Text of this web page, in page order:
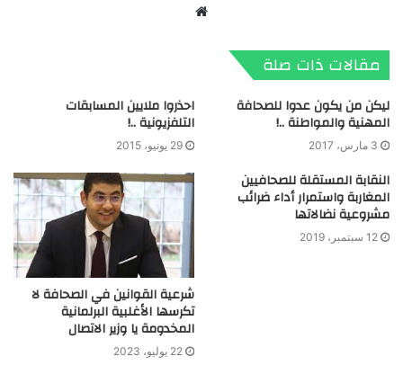
مقالات ذات صلة
ليكن من يكون عدوا للصحافة
المهنية والمواطنة ..!
3 مارس، 2017
احذروا ملايين المسابقات
التلفزيونية ..!
29 يونيو، 2015
النقابة المستقلة للصحافيين
المغاربة واستمرار أداء ضرائب
مشروعية نضالاتها
12 سبتمبر، 2019
شرعية القوانين في الصحافة لا
تكرسها الأغلبية البرلمانية
المخدومة يا وزير الاتصال
22 يوليو، 2023